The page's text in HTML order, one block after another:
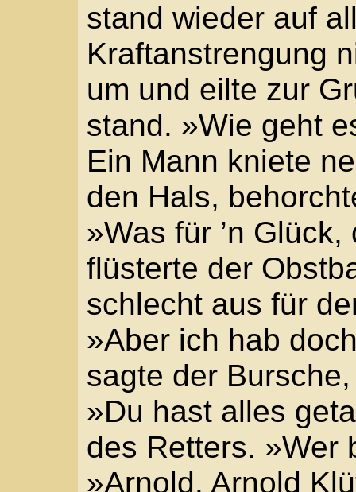
Ein Unglück, alle
gleichzeitig.
Arnold Klütsch trat
»Unser Nachbar.« Er
Tränen aus den
Freund.«
»Was sagst du? Du
ältere Stadtsoldat
du auch, wo er
seinem Kollegen
weiter. Jeder Auflauf
untersagt. Und sorg
seinem Obstkarren
an den Arzt. »Ist da
der Advokat wirklich
»Schau doch hin.